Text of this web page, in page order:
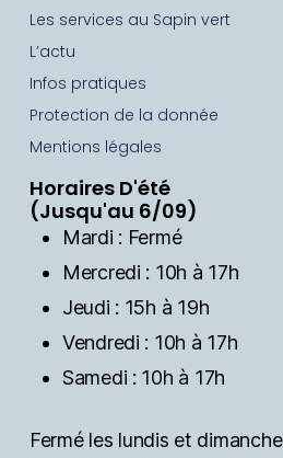
Les services au Sapin vert
L’actu
Infos pratiques
Protection de la donnée
Mentions légales
Horaires D'été
(Jusqu'au 6/09)
Mardi : Fermé
Mercredi : 10h à 17h
Jeudi : 15h à 19h
Vendredi : 10h à 17h
Samedi : 10h à 17h
Fermé les lundis et